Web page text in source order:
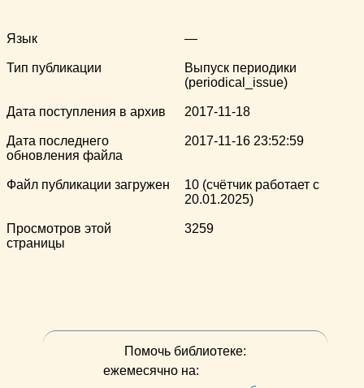
Язык —
Тип публикации
Выпуск периодики
(periodical_issue)
Дата поступления в архив 2017-11-18
Дата последнего
обновления файла
2017-11-16 23:52:59
Файл публикации загружен
10 (счётчик работает с
20.01.2025)
Просмотров этой
страницы
3259
Помочь библиотеке:
ежемесячно на: